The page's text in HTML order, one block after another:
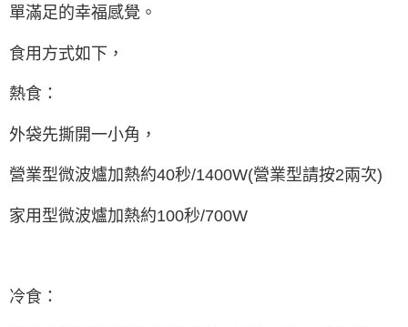
單滿足的幸福感覺。
食用方式如下，
熱食：
外袋先撕開一小角，
營業型微波爐加熱約40秒/1400W(營業型請按2兩次)
家用型微波爐加熱約100秒/700W
冷食：